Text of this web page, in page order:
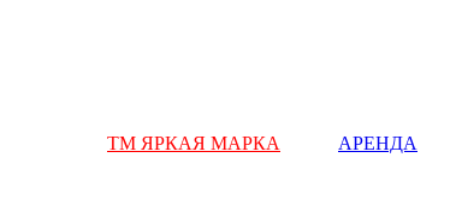
ТМ ЯРКАЯ МАРКА АРЕНДА